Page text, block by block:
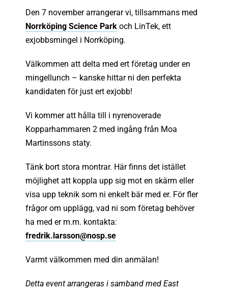
Den 7 november arrangerar vi, tillsammans med
Norrköping Science Park och LinTek, ett
exjobbsmingel i Norrköping.
Välkommen att delta med ert företag under en
mingellunch – kanske hittar ni den perfekta
kandidaten för just ert exjobb!
Vi kommer att hålla till i nyrenoverade
Kopparhammaren 2 med ingång från Moa
Martinssons staty.
Tänk bort stora montrar. Här finns det istället
möjlighet att koppla upp sig mot en skärm eller
visa upp teknik som ni enkelt bär med er. För fler
frågor om upplägg, vad ni som företag behöver
ha med er m.m. kontakta:
fredrik.larsson@nosp.se
Varmt välkommen med din anmälan!
Detta event arrangeras i samband med East